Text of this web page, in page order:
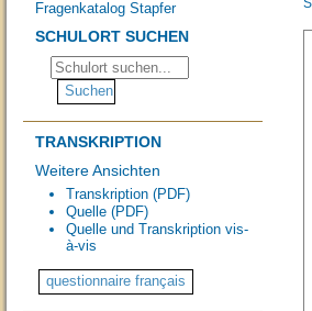
Fragenkatalog Stapfer
SCHULORT SUCHEN
TRANSKRIPTION
Weitere Ansichten
Transkription (PDF)
Quelle (PDF)
Quelle und Transkription vis-
à-vis